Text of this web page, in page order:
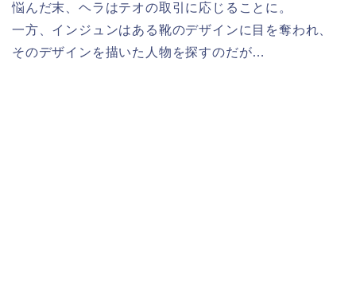
悩んだ末、ヘラはテオの取引に応じることに。
一方、インジュンはある靴のデザインに目を奪われ、
そのデザインを描いた人物を探すのだが…